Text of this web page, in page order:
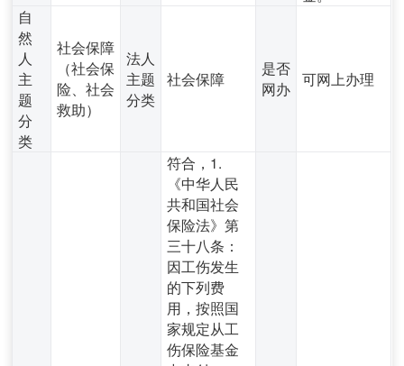
自
然
人
主
题
分
类
社会保障
（社会保
险、社会
救助）
法人
主题
分类
社会保障
是否
网办
可网上办理
符合，1.
《中华人民
共和国社会
保险法》第
三十八条：
因工伤发生
的下列费
用，按照国
家规定从工
伤保险基金